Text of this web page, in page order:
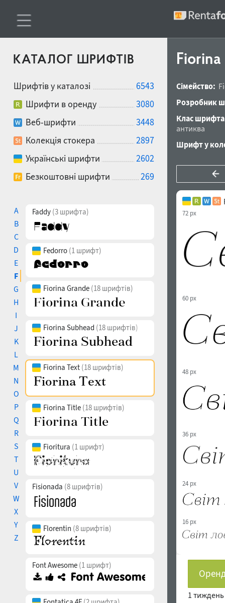
КАТАЛОГ ШРИФТІВ
Шрифтів у каталозі
6543
Шрифти в оренду
3080
Веб-шрифти
3448
Колекція стокера
2897
Українські шрифти
2602
Безкоштовні шрифти
269
A
B
C
D
E
F
G
H
I
J
K
L
M
N
O
P
Q
R
S
T
U
V
W
X
Y
Z
Faddy (3 шрифта)
Fedorro (1 шрифт)
Fiorina Grande (18 шрифтів)
Fiorina Subhead (18 шрифтів)
Fiorina Text (18 шрифтів)
Fiorina Title (18 шрифтів)
Fioritura (1 шрифт)
Fisionada (8 шрифтів)
Florentin (8 шрифтів)
Font Awesome (1 шрифт)
Сімейство:
Розробник
Клас
антиква
Шрифт у
72 px
60 px
48 px
36 px
24 px
16 px
1